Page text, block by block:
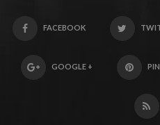
FACEBOOK
GOOGLE +